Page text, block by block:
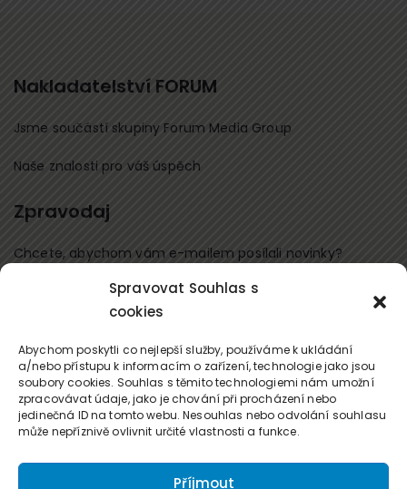
Spravovat Souhlas s
cookies
Abychom poskytli co nejlepší služby, používáme k ukládání
a/nebo přístupu k informacím o zařízení, technologie jako jsou
soubory cookies. Souhlas s těmito technologiemi nám umožní
zpracovávat údaje, jako je chování při procházení nebo
jedinečná ID na tomto webu. Nesouhlas nebo odvolání souhlasu
může nepříznivě ovlivnit určité vlastnosti a funkce.
Příjmout
Nakladatelství FORUM
Jsme součástí skupiny Forum Media Group
Naše znalosti pro váš úspěch
Zpravodaj
Chcete, abychom vám e-mailem posílali novinky?
Přihlaste se k odběru
Kontaktujte nás
office@forum-media.cz
Tel.: +420 251 115 576